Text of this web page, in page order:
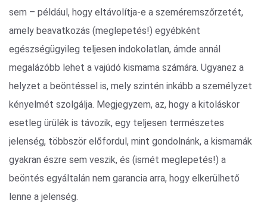
sem – például, hogy eltávolítja-e a szeméremszőrzetét,
amely beavatkozás (meglepetés!) egyébként
egészségügyileg teljesen indokolatlan, ámde annál
megalázóbb lehet a vajúdó kismama számára. Ugyanez a
helyzet a beöntéssel is, mely szintén inkább a személyzet
kényelmét szolgálja. Megjegyzem, az, hogy a kitoláskor
esetleg ürülék is távozik, egy teljesen természetes
jelenség, többször előfordul, mint gondolnánk, a kismamák
gyakran észre sem veszik, és (ismét meglepetés!) a
beöntés egyáltalán nem garancia arra, hogy elkerülhető
lenne a jelenség.